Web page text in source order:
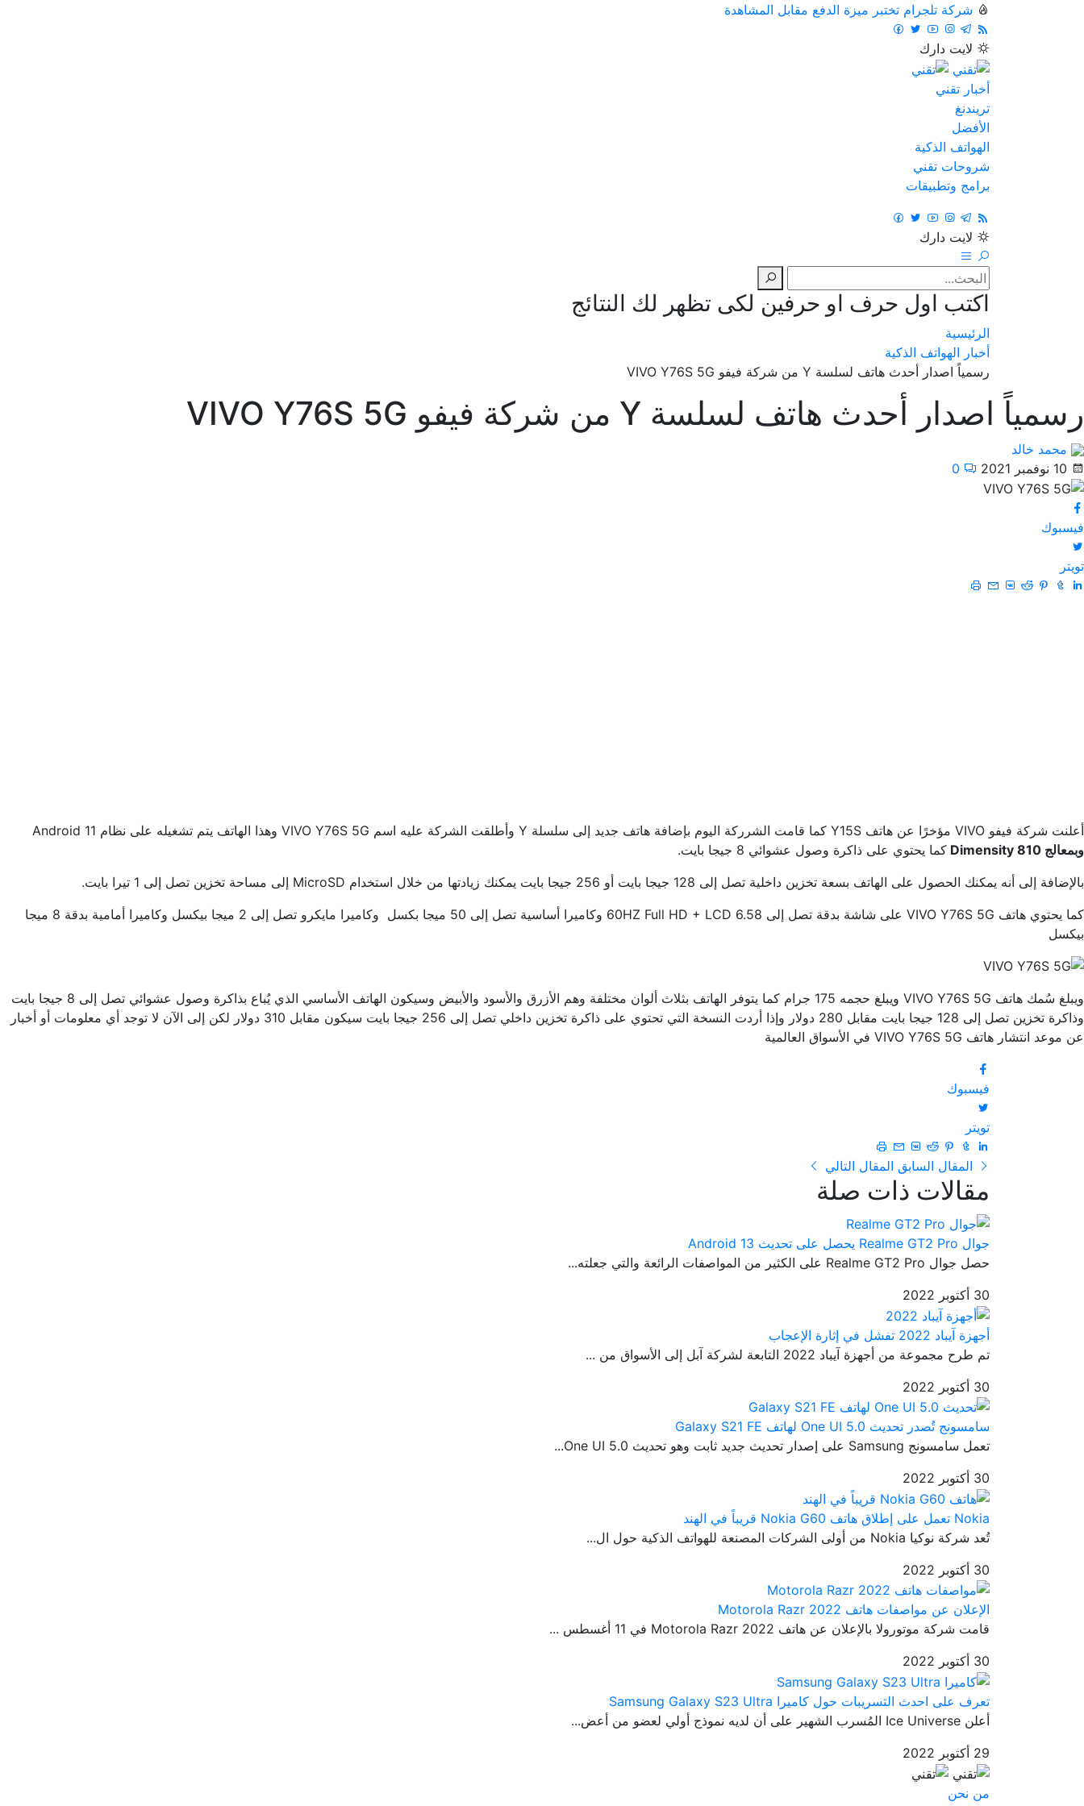
شركة تلجرام تختبر ميزة الدفع مقابل المشاهدة
لايت دارك
أخبار تقني
تريندنغ
الأفضل
الهواتف الذكية
شروحات تقني
برامج وتطبيقات
لايت دارك
اكتب اول حرف او حرفين لكى تظهر لك النتائج
الرئيسية
أخبار الهواتف الذكية
رسمياً اصدار أحدث هاتف لسلسة Y من شركة فيفو VIVO Y76S 5G
رسمياً اصدار أحدث هاتف لسلسة Y من شركة فيفو VIVO Y76S 5G
محمد خالد
10 نوفمبر 2021
0
فيسبوك
تويتر
أعلنت شركة فيفو VIVO مؤخرًا عن هاتف Y15S كما قامت الشرركة اليوم بإضافة هاتف جديد إلى سلسلة Y وأطلقت الشركة عليه اسم VIVO Y76S 5G وهذا الهاتف يتم تشغيله على نظام Android 11
وبمعالج Dimensity 810
كما يحتوي على ذاكرة وصول عشوائي 8 جيجا بايت.
بالإضافة إلى أنه يمكنك الحصول على الهاتف بسعة تخزين داخلية تصل إلى 128 جيجا بايت أو 256 جيجا بايت يمكنك زيادتها من خلال استخدام MicroSD إلى مساحة تخزين تصل إلى 1 تيرا بايت.
كما يحتوي هاتف VIVO Y76S 5G على شاشة بدقة تصل إلى 60HZ Full HD + LCD 6.58 وكاميرا أساسية تصل إلى 50 ميجا بكسل وكاميرا مايكرو تصل إلى 2 ميجا بيكسل وكاميرا أمامية بدقة 8 ميجا
بيكسل
ويبلغ سُمك هاتف VIVO Y76S 5G ويبلغ حجمه 175 جرام كما يتوفر الهاتف بثلاث ألوان مختلفة وهم الأزرق والأسود والأبيض وسيكون الهاتف الأساسي الذي يُباع بذاكرة وصول عشوائي تصل إلى 8 جيجا بايت
وذاكرة تخزين تصل إلى 128 جيجا بايت مقابل 280 دولار وإذا أردت النسخة التي تحتوي على ذاكرة تخزين داخلي تصل إلى 256 جيجا بايت سيكون مقابل 310 دولار لكن إلى الآن لا توجد أي معلومات أو أخبار
عن موعد انتشار هاتف VIVO Y76S 5G في الأسواق العالمية
فيسبوك
تويتر
المقال السابق المقال التالي
مقالات ذات صلة
جوال Realme GT2 Pro يحصل على تحديث Android 13
حصل جوال Realme GT2 Pro على الكثير من المواصفات الرائعة والتي جعلته...
30 أكتوبر 2022
أجهزة آيباد 2022 تفشل في إثارة الإعجاب
تم طرح مجموعة من أجهزة آيباد 2022 التابعة لشركة آبل إلى الأسواق من ...
30 أكتوبر 2022
سامسونج تُصدر تحديث One UI 5.0 لهاتف Galaxy S21 FE
تعمل سامسونج Samsung على إصدار تحديث جديد ثابت وهو تحديث One UI 5.0...
30 أكتوبر 2022
Nokia تعمل على إطلاق هاتف Nokia G60 قريباً في الهند
تُعد شركة نوكيا Nokia من أولى الشركات المصنعة للهواتف الذكية حول ال...
30 أكتوبر 2022
الإعلان عن مواصفات هاتف Motorola Razr 2022
قامت شركة موتورولا بالإعلان عن هاتف Motorola Razr 2022 في 11 أغسطس ...
30 أكتوبر 2022
تعرف على احدث التسريبات حول كاميرا Samsung Galaxy S23 Ultra
أعلن Ice Universe المُسرب الشهير على أن لديه نموذج أولي لعضو من أعض...
29 أكتوبر 2022
من نحن